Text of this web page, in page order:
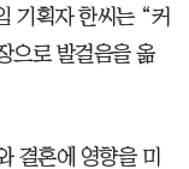
기획자 한씨는 “커
으로 발걸음을 옮
결혼에 영향을 미